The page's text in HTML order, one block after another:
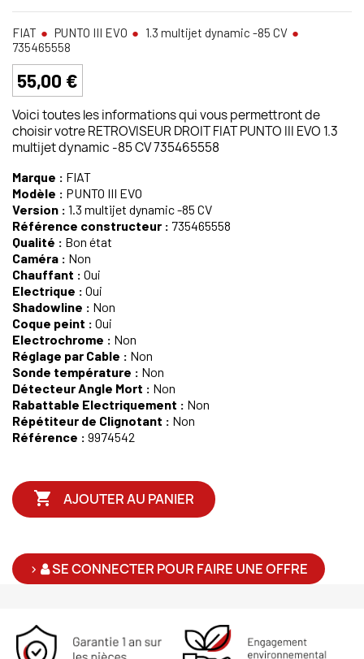
FIAT PUNTO III EVO
1.3 multijet dynamic -85 CV
735465558
55,00 €
Voici toutes les informations qui vous permettront de
choisir votre RETROVISEUR DROIT FIAT PUNTO III EVO 1.3
multijet dynamic -85 CV 735465558
Marque : FIAT
Modèle : PUNTO III EVO
Version : 1.3 multijet dynamic -85 CV
Référence constructeur : 735465558
Qualité : Bon état
Caméra : Non
Chauffant : Oui
Electrique : Oui
Shadowline : Non
Coque peint : Oui
Electrochrome : Non
Réglage par Cable : Non
Sonde température : Non
Détecteur Angle Mort : Non
Rabattable Electriquement : Non
Répétiteur de Clignotant : Non
Référence : 9974542
 AJOUTER AU PANIER
> SE CONNECTER POUR FAIRE UNE OFFRE